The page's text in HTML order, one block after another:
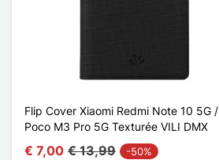
Flip Cover Xiaomi Redmi Note 10 5G /
Poco M3 Pro 5G Texturée VILI DMX
€ 7,00 € 13,99 -50%